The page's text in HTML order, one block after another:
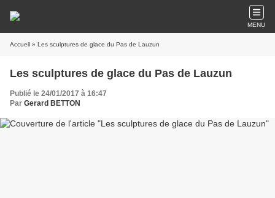
MENU
Accueil » Les sculptures de glace du Pas de Lauzun
Les sculptures de glace du Pas de Lauzun
Publié le 24/01/2017 à 16:47
Par Gerard BETTON